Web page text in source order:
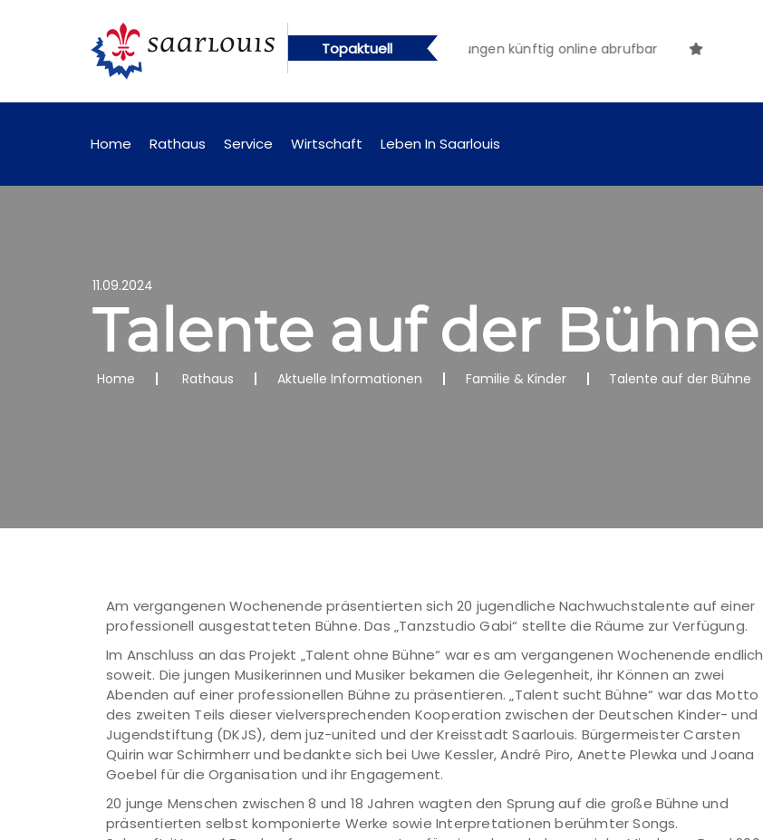
Topaktuell
künftig online abrufbar Öffentliche Bekanntmachungen künftig online abrufbar
Home Rathaus Service Wirtschaft Leben In Saarlouis
11.09.2024
Talente auf der Bühne
Home Rathaus Aktuelle Informationen Familie & Kinder Talente auf der Bühne
Am vergangenen Wochenende präsentierten sich 20 jugendliche Nachwuchstalente auf einer
professionell ausgestatteten Bühne. Das „Tanzstudio Gabi“ stellte die Räume zur Verfügung.
Im Anschluss an das Projekt „Talent ohne Bühne“ war es am vergangenen Wochenende endlich
soweit. Die jungen Musikerinnen und Musiker bekamen die Gelegenheit, ihr Können an zwei
Abenden auf einer professionellen Bühne zu präsentieren. „Talent sucht Bühne“ war das Motto
des zweiten Teils dieser vielversprechenden Kooperation zwischen der Deutschen Kinder- und
Jugendstiftung (DKJS), dem juz-united und der Kreisstadt Saarlouis. Bürgermeister Carsten
Quirin war Schirmherr und bedankte sich bei Uwe Kessler, André Piro, Anette Plewka und Joana
Goebel für die Organisation und ihr Engagement.
20 junge Menschen zwischen 8 und 18 Jahren wagten den Sprung auf die große Bühne und
präsentierten selbst komponierte Werke sowie Interpretationen berühmter Songs.